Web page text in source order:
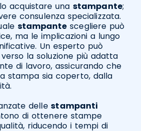
acquistare una stampante;
consulenza specializzata.
stampante scegliere può
ma le implicazioni a lungo
Un esperto può
la soluzione più adatta
di lavoro, assicurando che
stampa sia coperto, dalla
dellestampanti
di ottenere stampe
riducendo i tempi di